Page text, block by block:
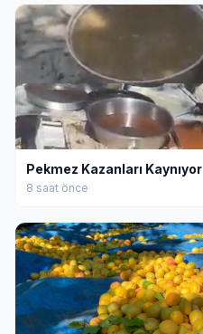
Pekmez Kazanları Kaynıyor
8 saat önce